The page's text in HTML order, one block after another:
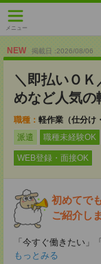
メニュー
NEW 掲載日 :2026/08/06
＼即払いＯ
めなど人気の
職種： 軽作業（仕分け
派遣
職種未経験OK
WEB登録・面接OK
初めてで
ご紹介し
「今すぐ働きたい」
もっとみる